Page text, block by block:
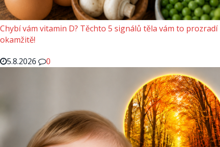
Chybí vám vitamin D? Těchto 5 signálů těla vám to prozradí
okamžitě!
5.8.2026
0